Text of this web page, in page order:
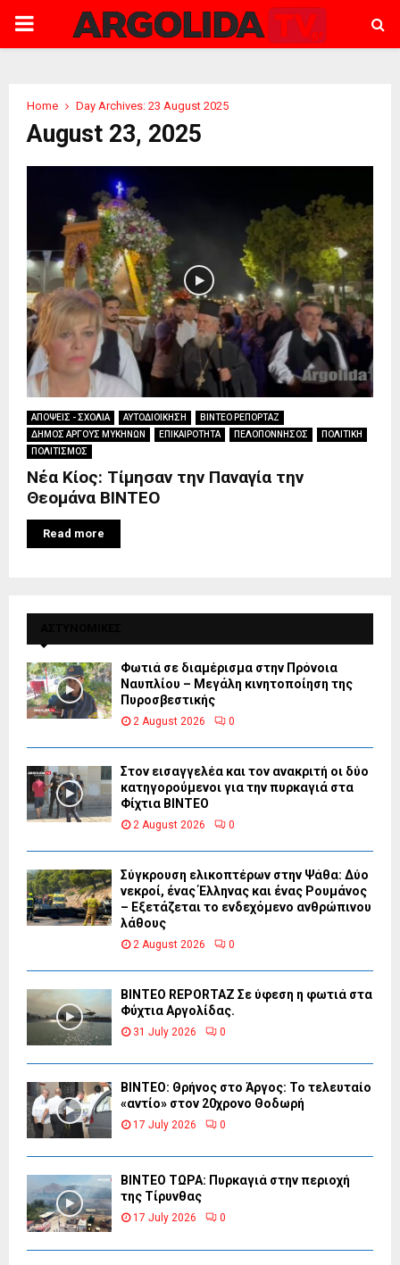
PRIMARY
Home Day Archives: 23 August 2025
August 23, 2025
ΑΠΟΨΕΙΣ - ΣΧΟΛΙΑ ΑΥΤΟΔΙΟΙΚΗΣΗ
ΒΙΝΤΕΟ ΡΕΠΟΡΤΑΖ
ΔΗΜΟΣ ΑΡΓΟΥΣ ΜΥΚΗΝΩΝ
ΕΠΙΚΑΙΡΟΤΗΤΑ ΠΕΛΟΠΟΝΝΗΣΟΣ
ΠΟΛΙΤΙΚΗ
ΠΟΛΙΤΙΣΜΟΣ
Νέα Κίος: Τίμησαν την Παναγία την
Θεομάνα ΒΙΝΤΕΟ
Read more
Φωτιά σε διαμέρισμα στην Πρόνοια
Ναυπλίου – Μεγάλη κινητοποίηση της
Πυροσβεστικής
2 August 2026 0
Στον εισαγγελέα και τον ανακριτή οι δύο
κατηγορούμενοι για την πυρκαγιά στα
Φίχτια ΒΙΝΤΕΟ
2 August 2026 0
Σύγκρουση ελικοπτέρων στην Ψάθα: Δύο
νεκροί, ένας Έλληνας και ένας Ρουμάνος
– Εξετάζεται το ενδεχόμενο ανθρώπινου
λάθους
2 August 2026 0
BINTEO REPORTAZ Σε ύφεση η φωτιά στα
Φύχτια Αργολίδας.
31 July 2026 0
ΒΙΝΤΕΟ: Θρήνος στο Άργος: Το τελευταίο
«αντίο» στον 20χρονο Θοδωρή
17 July 2026 0
ΒΙΝΤΕΟ ΤΩΡΑ: Πυρκαγιά στην περιοχή
της Τίρυνθας
17 July 2026 0